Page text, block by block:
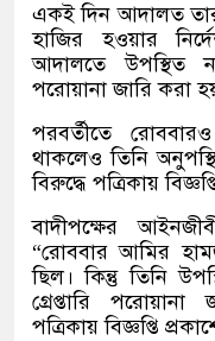
একই দিন আদালত
হাজির হওয়ার
আদালতে উপস্থিত
পরোয়ানা জারি করা
পরবর্তীতে
থাকলেও তিনি
বিরুদ্ধে পত্রিকায়
বাদীপক্ষের
“রোববার আমির
ছিল। কিন্তু তিনি
গ্রেপ্তারি
পত্রিকায় বিজ্ঞপ্তি